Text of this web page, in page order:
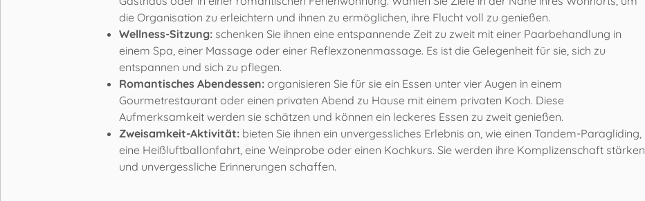
die Organisation zu erleichtern und ihnen zu ermöglichen, ihre Flucht voll zu genießen.
Wellness-Sitzung: schenken Sie ihnen eine entspannende Zeit zu zweit mit einer Paarbehandlung in
einem Spa, einer Massage oder einer Reflexzonenmassage. Es ist die Gelegenheit für sie, sich zu
entspannen und sich zu pflegen.
Romantisches Abendessen: organisieren Sie für sie ein Essen unter vier Augen in einem
Gourmetrestaurant oder einen privaten Abend zu Hause mit einem privaten Koch. Diese
Aufmerksamkeit werden sie schätzen und können ein leckeres Essen zu zweit genießen.
Zweisamkeit-Aktivität: bieten Sie ihnen ein unvergessliches Erlebnis an, wie einen Tandem-Paragliding,
eine Heißluftballonfahrt, eine Weinprobe oder einen Kochkurs. Sie werden ihre Komplizenschaft stärken
und unvergessliche Erinnerungen schaffen.